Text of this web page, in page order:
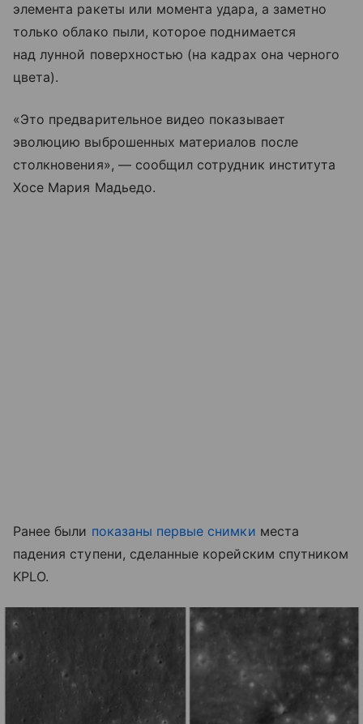
элемента ракеты или момента удара, а заметно
только облако пыли, которое поднимается
над лунной поверхностью (на кадрах она черного
цвета).
«Это предварительное видео показывает
эволюцию выброшенных материалов после
столкновения», — сообщил сотрудник института
Хосе Мария Мадьедо.
Ранее были показаны первые снимки места
падения ступени, сделанные корейским спутником
KPLO.